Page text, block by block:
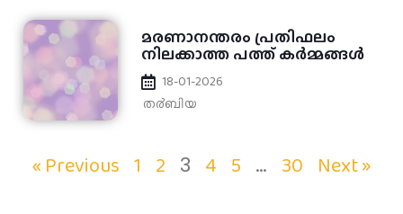
മരണാനന്തരം പ്രതിഫലം
നിലക്കാത്ത പത്ത് കര്‍മ്മങ്ങൾ
18-01-2026
ത൪ബിയ
« Previous 1 2 3 4 5 … 30 Next »